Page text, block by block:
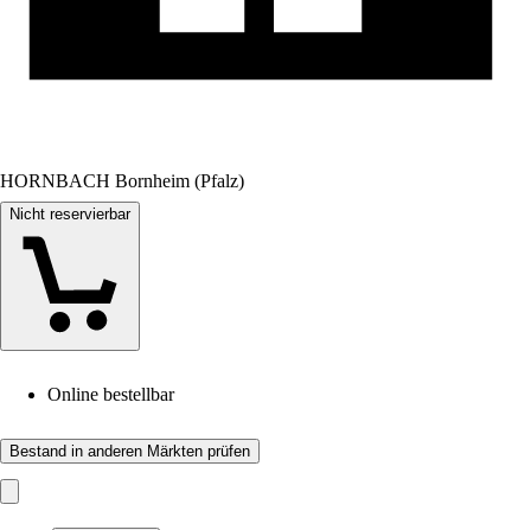
HORNBACH Bornheim (Pfalz)
Nicht reservierbar
Online bestellbar
Bestand in anderen Märkten prüfen